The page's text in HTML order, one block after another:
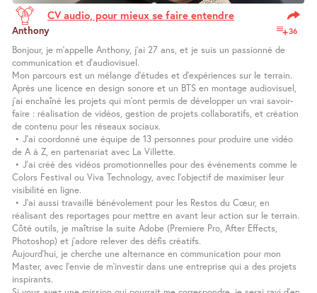
CV audio, pour mieux se faire entendre
36
Anthony
Bonjour, je m’appelle Anthony, j’ai 27 ans, et je suis un passionné de
communication et d’audiovisuel.
Mon parcours est un mélange d’études et d’expériences sur le terrain.
Après une licence en design sonore et un BTS en montage audiovisuel,
j’ai enchaîné les projets qui m’ont permis de développer un vrai savoir-
faire : réalisation de vidéos, gestion de projets collaboratifs, et création
de contenu pour les réseaux sociaux.
• J’ai coordonné une équipe de 13 personnes pour produire une vidéo
de A à Z, en partenariat avec La Villette.
• J’ai créé des vidéos promotionnelles pour des événements comme le
Colors Festival ou Viva Technology, avec l’objectif de maximiser leur
visibilité en ligne.
• J’ai aussi travaillé bénévolement pour les Restos du Cœur, en
réalisant des reportages pour mettre en avant leur action sur le terrain.
Côté outils, je maîtrise la suite Adobe (Premiere Pro, After Effects,
Photoshop) et j’adore relever des défis créatifs.
Aujourd’hui, je cherche une alternance en communication pour mon
Master, avec l’envie de m’investir dans une entreprise qui a des projets
inspirants.